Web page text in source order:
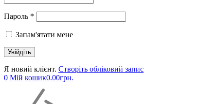
Пароль *
Запам'ятати мене
Я новий клієнт. Створіть обліковий запис
0 Мій кошик0.00грн.